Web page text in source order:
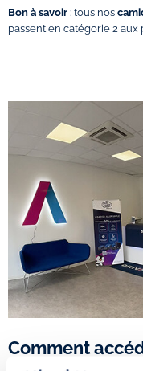
Bon à savoir : tous nos
passent en catégorie 2 aux
Comment